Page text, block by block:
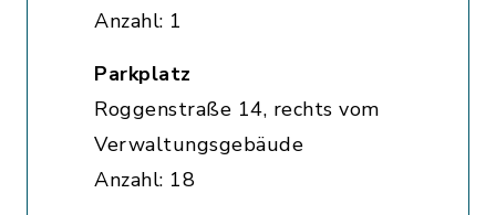
Anzahl: 1
Parkplatz
Roggenstraße 14, rechts vom
Verwaltungsgebäude
Anzahl: 18